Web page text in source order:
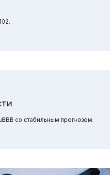
со стабильным прогнозом.